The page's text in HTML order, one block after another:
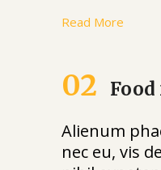
Read More
02
Alienum
nec eu, vis